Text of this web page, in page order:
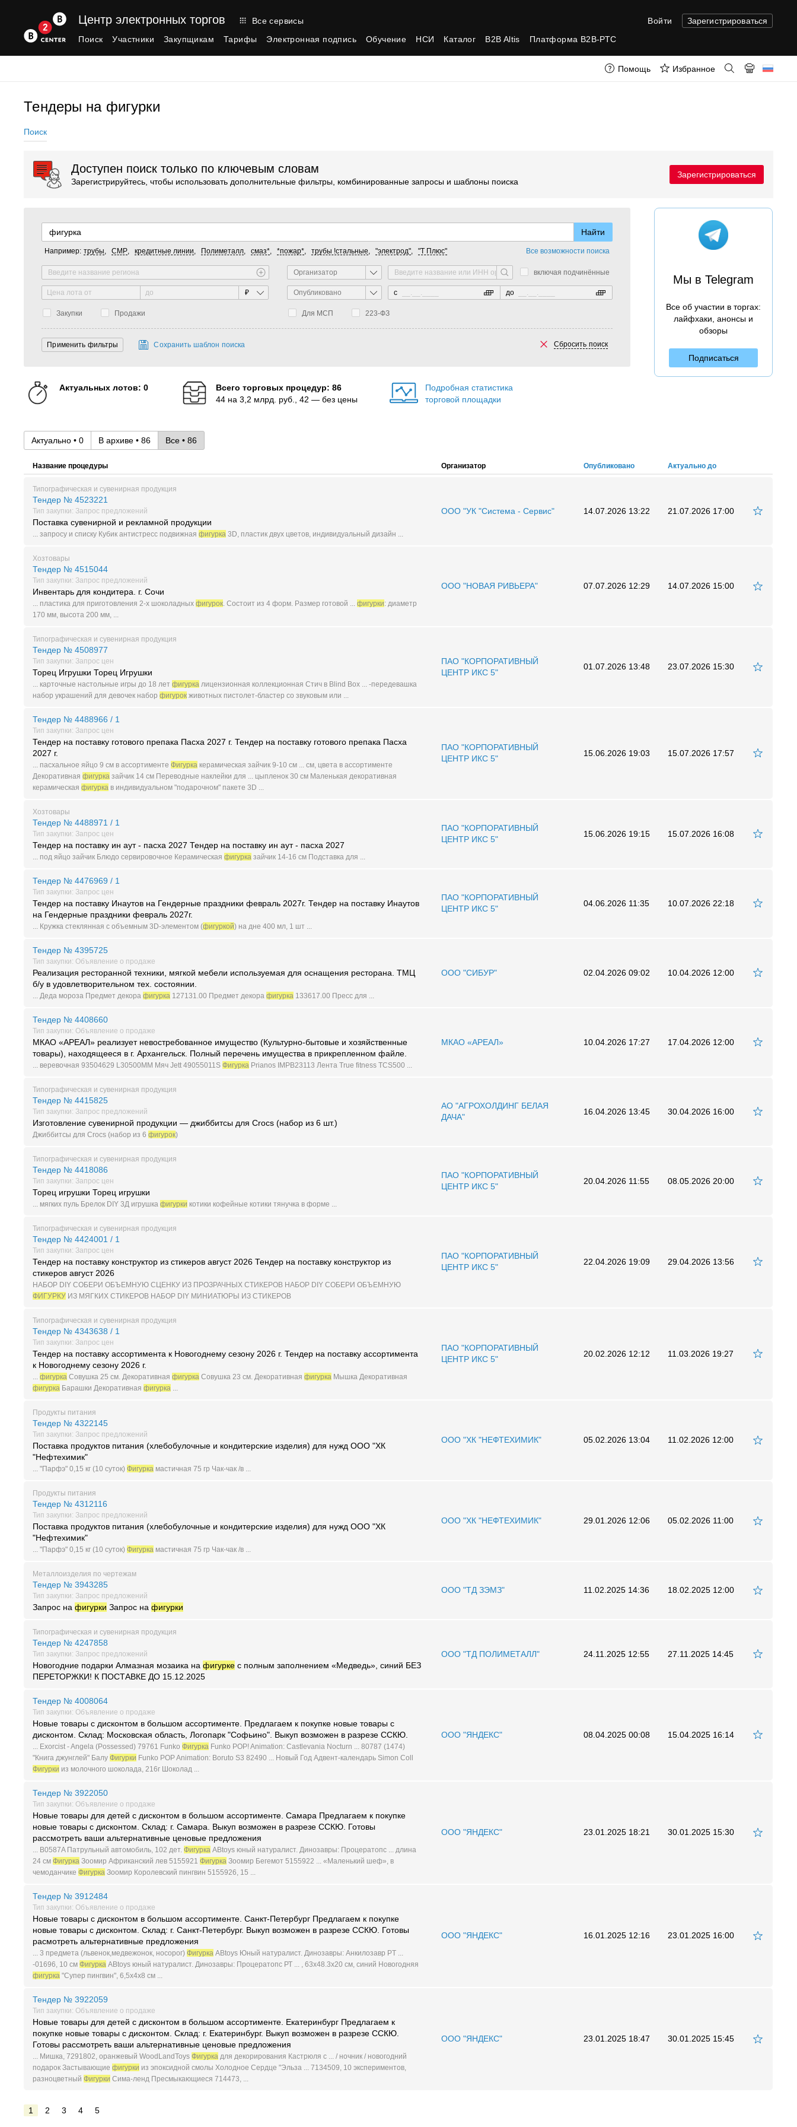
Все сервисы
Центр электронных торгов Войти
Зарегистрироваться
Поиск
Участники Закупщикам Тарифы Электронная подпись Обучение НСИ Каталог B2B Altis Платформа B2B-РТС
Помощь Избранное
Тендеры на фигурки
Поиск
Доступен поиск только по ключевым словам
Зарегистрируйтесь, чтобы использовать дополнительные фильтры, комбинированные запросы и шаблоны поиска
Зарегистрироваться
Например: трубы, СМР, кредитные линии, Полиметалл, смаз*, *пожар*, трубы !стальные, "электрод", "Т Плюс" Все возможности поиска
Организатор включая подчинённые
₽ Опубликовано с до
Закупки Продажи Для МСП 223-ФЗ
Сохранить шаблон поиска Сбросить поиск
Актуальных лотов: 0
Всего торговых процедур: 86
44 на 3,2 млрд. руб., 42 — без цены
Подробная статистика
торговой площадки
Мы в Telegram
Все об участии в торгах:
лайфхаки, анонсы и
обзоры
Подписаться
Актуально • 0 В архиве • 86 Все • 86
Название процедуры Организатор Опубликовано Актуально до
Типографическая и сувенирная продукция
Тендер № 4523221
Тип закупки: Запрос предложений
Поставка сувенирной и рекламной продукции
... запросу и списку Кубик антистресс подвижнаяфигурка 3D, пластик двух цветов, индивидуальный дизайн ...
ООО "УК "Система - Сервис" 14.07.2026 13:22 21.07.2026 17:00
Хозтовары
Тендер № 4515044
Тип закупки: Запрос предложений
Инвентарь для кондитера. г. Сочи
... пластика для приготовления 2-х шоколадныхфигурок . Состоит из 4 форм. Размер готовой ...фигурки: диаметр
170 мм, высота 200 мм, ...
ООО "НОВАЯ РИВЬЕРА" 07.07.2026 12:29 14.07.2026 15:00
Типографическая и сувенирная продукция
Тендер № 4508977
Тип закупки: Запрос цен
Торец Игрушки Торец Игрушки
... карточные настольные игры до 18 летфигурка лицензионная коллекционная Стич в Blind Box ... -передевашка
набор украшений для девочек наборфигурок животных пистолет-бластер со звуковым или ...
ПАО "КОРПОРАТИВНЫЙ
ЦЕНТР ИКС 5"
01.07.2026 13:48 23.07.2026 15:30
Тендер № 4488966 / 1
Тип закупки: Запрос цен
Тендер на поставку готового препака Пасха 2027 г. Тендер на поставку готового препака Пасха
2027 г.
... пасхальное яйцо 9 см в ассортиментеФигурка керамическая зайчик 9-10 см ... см, цвета в ассортименте
Декоративнаяфигурка зайчик 14 см Переводные наклейки для ... цыпленок 30 см Маленькая декоративная
керамическаяфигурка в индивидуальном "подарочном" пакете 3D ...
ПАО "КОРПОРАТИВНЫЙ
ЦЕНТР ИКС 5"
15.06.2026 19:03 15.07.2026 17:57
Хозтовары
Тендер № 4488971 / 1
Тип закупки: Запрос цен
Тендер на поставку ин аут - пасха 2027 Тендер на поставку ин аут - пасха 2027
... под яйцо зайчик Блюдо сервировочное Керамическаяфигурка зайчик 14-16 см Подставка для ...
ПАО "КОРПОРАТИВНЫЙ
ЦЕНТР ИКС 5"
15.06.2026 19:15 15.07.2026 16:08
Тендер № 4476969 / 1
Тип закупки: Запрос цен
Тендер на поставку Инаутов на Гендерные праздники февраль 2027г. Тендер на поставку Инаутов
на Гендерные праздники февраль 2027г.
... Кружка стеклянная с объемным 3D-элементом (фигуркой) на дне 400 мл, 1 шт ...
ПАО "КОРПОРАТИВНЫЙ
ЦЕНТР ИКС 5"
04.06.2026 11:35 10.07.2026 22:18
Тендер № 4395725
Тип закупки: Объявление о продаже
Реализация ресторанной техники, мягкой мебели используемая для оснащения ресторана. ТМЦ
б/у в удовлетворительном тех. состоянии.
... Деда мороза Предмет декорафигурка 127131.00 Предмет декорафигурка 133617.00 Пресс для ...
ООО "СИБУР" 02.04.2026 09:02 10.04.2026 12:00
Тендер № 4408660
Тип закупки: Объявление о продаже
МКАО «АРЕАЛ» реализует невостребованное имущество (Культурно-бытовые и хозяйственные
товары), находящееся в г. Архангельск. Полный перечень имущества в прикрепленном файле.
... веревочная 93504629 L30500ММ Мяч Jett 49055011SФигурка Prianos IMPB23113 Лента True fitness TCS500 ...
МКАО «АРЕАЛ» 10.04.2026 17:27 17.04.2026 12:00
Типографическая и сувенирная продукция
Тендер № 4415825
Тип закупки: Запрос предложений
Изготовление сувенирной продукции — джиббитсы для Crocs (набор из 6 шт.)
Джиббитсы для Crocs (набор из 6фигурок)
АО "АГРОХОЛДИНГ БЕЛАЯ
ДАЧА"
16.04.2026 13:45 30.04.2026 16:00
Типографическая и сувенирная продукция
Тендер № 4418086
Тип закупки: Запрос цен
Торец игрушки Торец игрушки
... мягких пуль Брелок DIY 3Д игрушкафигурки котики кофейные котики тянучка в форме ...
ПАО "КОРПОРАТИВНЫЙ
ЦЕНТР ИКС 5"
20.04.2026 11:55 08.05.2026 20:00
Типографическая и сувенирная продукция
Тендер № 4424001 / 1
Тип закупки: Запрос цен
Тендер на поставку конструктор из стикеров август 2026 Тендер на поставку конструктор из
стикеров август 2026
НАБОР DIY СОБЕРИ ОБЪЕМНУЮ СЦЕНКУ ИЗ ПРОЗРАЧНЫХ СТИКЕРОВ НАБОР DIY СОБЕРИ ОБЪЕМНУЮ
ФИГУРКУ ИЗ МЯГКИХ СТИКЕРОВ НАБОР DIY МИНИАТЮРЫ ИЗ СТИКЕРОВ
ПАО "КОРПОРАТИВНЫЙ
ЦЕНТР ИКС 5"
22.04.2026 19:09 29.04.2026 13:56
Типографическая и сувенирная продукция
Тендер № 4343638 / 1
Тип закупки: Запрос цен
Тендер на поставку ассортимента к Новогоднему сезону 2026 г. Тендер на поставку ассортимента
к Новогоднему сезону 2026 г.
...фигурка Совушка 25 см. Декоративнаяфигурка Совушка 23 см. Декоративнаяфигурка Мышка Декоративная
фигурка Барашки Декоративнаяфигурка
ПАО "КОРПОРАТИВНЫЙ
ЦЕНТР ИКС 5"
20.02.2026 12:12 11.03.2026 19:27
Продукты питания
Тендер № 4322145
Тип закупки: Запрос предложений
Поставка продуктов питания (хлебобулочные и кондитерские изделия) для нужд ООО "ХК
"Нефтехимик"
... "Парфэ" 0,15 кг (10 суток)Фигурка мастичная 75 гр Чак-чак /в ...
ООО "ХК "НЕФТЕХИМИК" 05.02.2026 13:04 11.02.2026 12:00
Продукты питания
Тендер № 4312116
Тип закупки: Запрос предложений
Поставка продуктов питания (хлебобулочные и кондитерские изделия) для нужд ООО "ХК
"Нефтехимик"
... "Парфэ" 0,15 кг (10 суток)Фигурка мастичная 75 гр Чак-чак /в ...
ООО "ХК "НЕФТЕХИМИК" 29.01.2026 12:06 05.02.2026 11:00
Металлоизделия по чертежам
Тендер № 3943285
Тип закупки: Запрос предложений
Запрос нафигурки Запрос нафигурки
ООО "ТД ЗЭМЗ" 11.02.2025 14:36 18.02.2025 12:00
Типографическая и сувенирная продукция
Тендер № 4247858
Тип закупки: Запрос предложений
Новогодние подарки Алмазная мозаика нафигурке с полным заполнением «Медведь», синий БЕЗ
ПЕРЕТОРЖКИ! К ПОСТАВКЕ ДО 15.12.2025
ООО "ТД ПОЛИМЕТАЛЛ" 24.11.2025 12:55 27.11.2025 14:45
Тендер № 4008064
Тип закупки: Объявление о продаже
Новые товары с дисконтом в большом ассортименте. Предлагаем к покупке новые товары с
дисконтом. Склад: Московская область, Логопарк "Софьино". Выкуп возможен в разрезе ССКЮ.
... Exorcist - Angela (Possessed) 79761 FunkoФигурка Funko POP! Animation: Castlevania Nocturn ... 80787 (1474)
"Книга джунглей" БалуФигурки Funko POP Animation: Boruto S3 82490 ... Новый Год Адвент-календарь Simon Coll
Фигурки из молочного шоколада, 216г Шоколад ...
ООО "ЯНДЕКС" 08.04.2025 00:08 15.04.2025 16:14
Тендер № 3922050
Тип закупки: Объявление о продаже
Новые товары для детей с дисконтом в большом ассортименте. Самара Предлагаем к покупке
новые товары с дисконтом. Склад: г. Самара. Выкуп возможен в разрезе ССКЮ. Готовы
рассмотреть ваши альтернативные ценовые предложения
... B0587A Патрульный автомобиль, 102 дет.Фигурка ABtoys юный натуралист. Динозавры: Процератопс ... длина
24 смФигурка Зоомир Африканский лев 5155921Фигурка Зоомир Бегемот 5155922 ... «Маленький шеф», в
чемоданчикеФигурка Зоомир Королевский пингвин 5155926, 15 ...
ООО "ЯНДЕКС" 23.01.2025 18:21 30.01.2025 15:30
Тендер № 3912484
Тип закупки: Объявление о продаже
Новые товары с дисконтом в большом ассортименте. Санкт-Петербург Предлагаем к покупке
новые товары с дисконтом. Склад: г. Санкт-Петербург. Выкуп возможен в разрезе ССКЮ. Готовы
расмотреть альтернативные предложения
... 3 предмета (львенок,медвежонок, носорог)Фигурка ABtoys Юный натуралист. Динозавры: Анкилозавр PT ...
-01696, 10 смФигурка ABtoys юный натуралист. Динозавры: Процератопс РТ ... , 63х48.3х20 см, синий Новогодняя
фигурка "Супер пингвин", 6,5x4x8 см ...
ООО "ЯНДЕКС" 16.01.2025 12:16 23.01.2025 16:00
Тендер № 3922059
Тип закупки: Объявление о продаже
Новые товары для детей с дисконтом в большом ассортименте. Екатеринбург Предлагаем к
покупке новые товары с дисконтом. Склад: г. Екатеринбург. Выкуп возможен в разрезе ССКЮ.
Готовы рассмотреть ваши альтернативные ценовые предложения
... Мишка, 7291802, оранжевый WoodLandToysФигурка для декорирования Кастрюля с ... / ночник / новогодний
подарок Застывающиефигурки из эпоксидной смолы Холодное Сердце "Эльза ... 7134509, 10 экспериментов,
разноцветныйФигурки Сима-ленд Пресмыкающиеся 714473, ...
ООО "ЯНДЕКС" 23.01.2025 18:47 30.01.2025 15:45
1 2 3 4 5